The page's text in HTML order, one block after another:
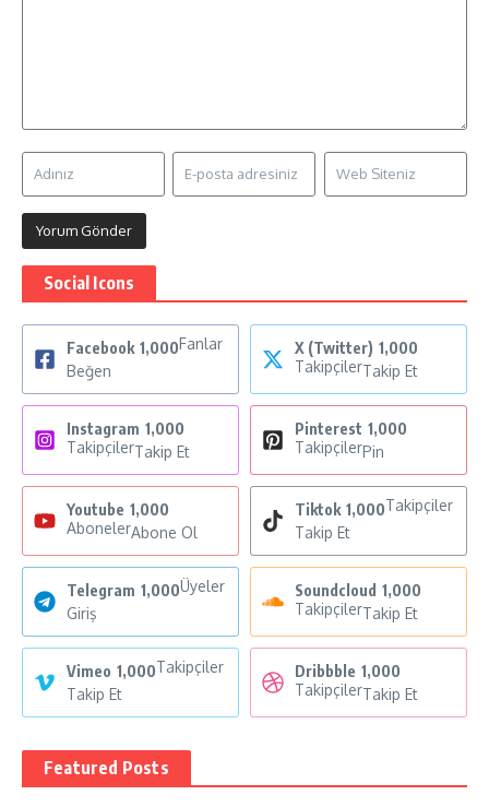
Social Icons
Facebook 1,000Fanlar
Beğen
X (Twitter) 1,000
TakipçilerTakip Et
Instagram 1,000
TakipçilerTakip Et
Pinterest 1,000
TakipçilerPin
Youtube 1,000
AbonelerAbone Ol
Tiktok 1,000Takipçiler
Takip Et
Telegram 1,000Üyeler
Giriş
Soundcloud 1,000
TakipçilerTakip Et
Vimeo 1,000Takipçiler
Takip Et
Dribbble 1,000
TakipçilerTakip Et
Featured Posts